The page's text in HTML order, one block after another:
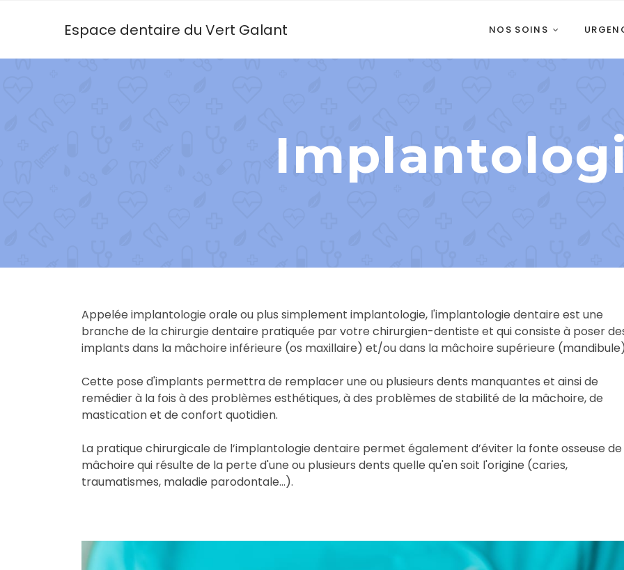
Espace dentaire du Vert Galant NOS SOINS
Appelée implantologie orale ou plus simplement implantologie, l'implantologie dentaire est une
branche de la chirurgie dentaire pratiquée par votre chirurgien-dentiste et qui consiste à poser
implants dans la mâchoire inférieure (os maxillaire) et/ou dans la mâchoire supérieure
Cette pose d'implants permettra de remplacer une ou plusieurs dents manquantes et ainsi de
remédier à la fois à des problèmes esthétiques, à des problèmes de stabilité de la mâchoire, de
mastication et de confort quotidien.
La pratique chirurgicale de l’implantologie dentaire permet également d’éviter la fonte osseuse
mâchoire qui résulte de la perte d'une ou plusieurs dents quelle qu'en soit l'origine (caries,
traumatismes, maladie parodontale...).